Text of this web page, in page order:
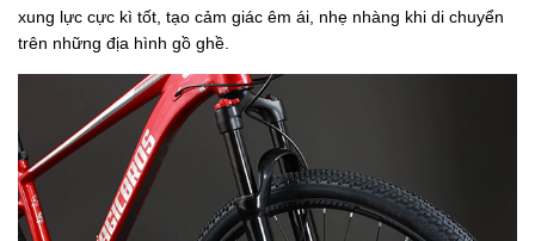
xung lực cực kì tốt, tạo cảm giác êm ái, nhẹ nhàng khi di chuyển
trên những địa hình gồ ghề.